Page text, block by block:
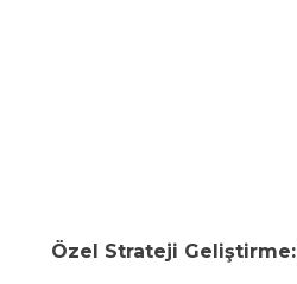
Özel Strateji Geliştirme: